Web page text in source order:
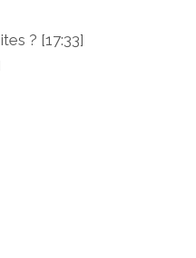
? [17:33]